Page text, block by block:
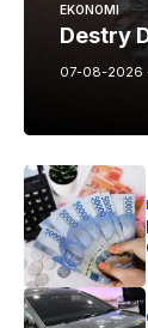
EKONOMI
Destry
07-08-2026 -